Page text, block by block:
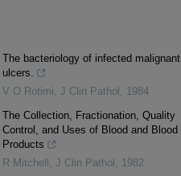
The bacteriology of infected malignant
ulcers.
V O Rotimi, J Clin Pathol , 1984
The Collection, Fractionation, Quality
Control, and Uses of Blood and Blood
Products
R Mitchell , J Clin Pathol , 1982